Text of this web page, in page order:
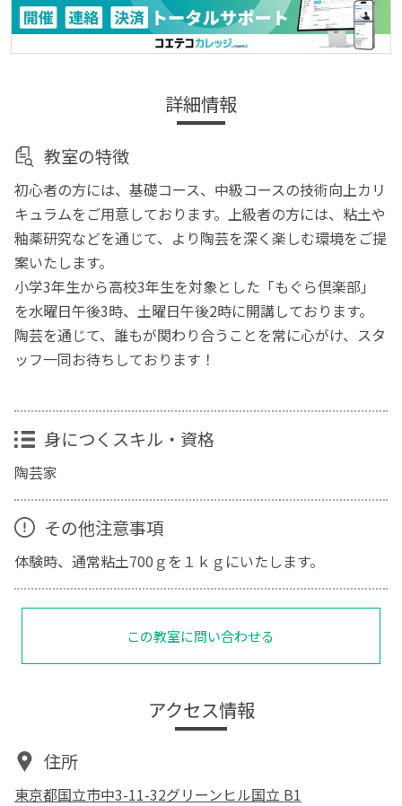
詳細情報
教室の特徴
初心者の方には、基礎コース、中級コースの技術向上カリ
キュラムをご用意しております。上級者の方には、粘土や
釉薬研究などを通じて、より陶芸を深く楽しむ環境をご提
案いたします。
小学3年生から高校3年生を対象とした「もぐら倶楽部」
を水曜日午後3時、土曜日午後2時に開講しております。
陶芸を通じて、誰もが関わり合うことを常に心がけ、スタ
ッフ一同お待ちしております！
身につくスキル・資格
陶芸家
その他注意事項
体験時、通常粘土700ｇを１ｋｇにいたします。
この教室に問い合わせる
アクセス情報
住所
東京都国立市中3-11-32グリーンヒル国立 B1